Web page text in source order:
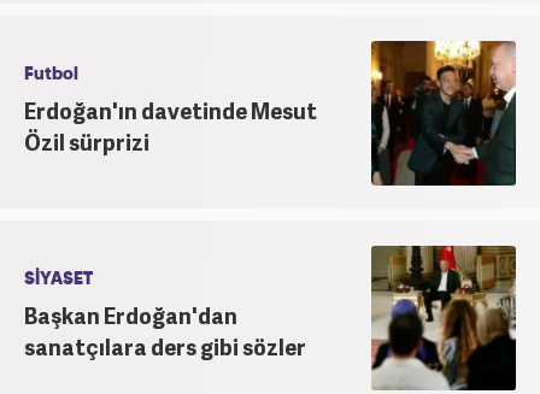
Futbol
Erdoğan'ın davetinde Mesut
Özil sürprizi
SİYASET
Başkan Erdoğan'dan
sanatçılara ders gibi sözler